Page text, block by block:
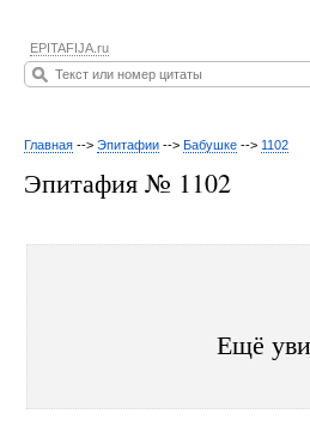
EPITAFIJA.ru
Главная --> Эпитафии --> Бабушке --> 1102
Эпитафия № 1102
Ещё